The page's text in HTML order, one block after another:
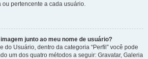
pertencente a cada usuário.
junto ao meu nome de usuário?
do Usuário, dentro da categoria “Perfil” você pode
um dos quatro métodos a seguir: Gravatar, Galeria